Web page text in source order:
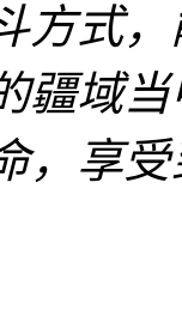
方式
疆域
，享